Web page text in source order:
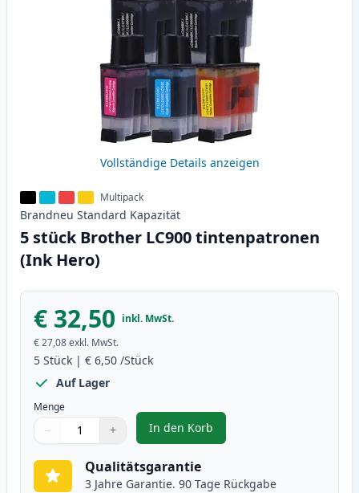
Vollständige Details anzeigen
Multipack
Brandneu Standard Kapazität
5 stück Brother LC900 tintenpatronen
(Ink Hero)
€ 32,50 inkl. MwSt.
€ 27,08exkl. MwSt.
5 Stück | € 6,50 /Stück
Auf Lager
Menge
Verwenden Sie die Tasten, um anzupassen
− +
1
In den Korb
, 5 stück Brother LC900
Qualitätsgarantie
3 Jahre Garantie. 90 Tage Rückgabe